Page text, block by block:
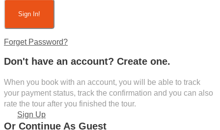
Forget Password?
Don't have an account? Create one.
When you book with an account, you will be able to track
your payment status, track the confirmation and you can also
rate the tour after you finished the tour.
Sign Up
Or Continue As Guest